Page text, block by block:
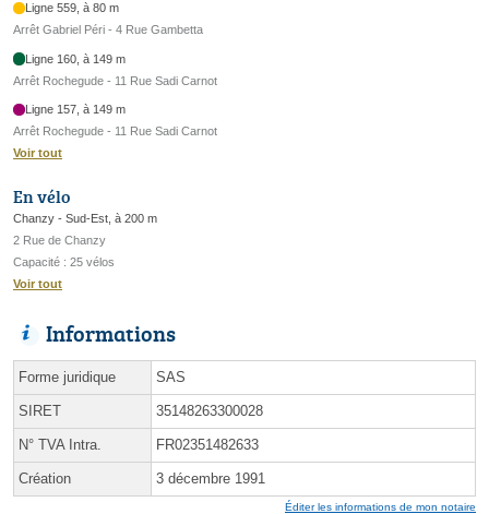
Ligne 559, à 80 m
Arrêt Gabriel Péri - 4 Rue Gambetta
Ligne 160, à 149 m
Arrêt Rochegude - 11 Rue Sadi Carnot
Ligne 157, à 149 m
Arrêt Rochegude - 11 Rue Sadi Carnot
Voir tout
En vélo
Chanzy - Sud-Est, à 200 m
2 Rue de Chanzy
Capacité : 25 vélos
Voir tout
Informations
Forme juridique SAS
SIRET 35148263300028
N° TVA Intra. FR02351482633
Création 3 décembre 1991
Éditer les informations de mon notaire